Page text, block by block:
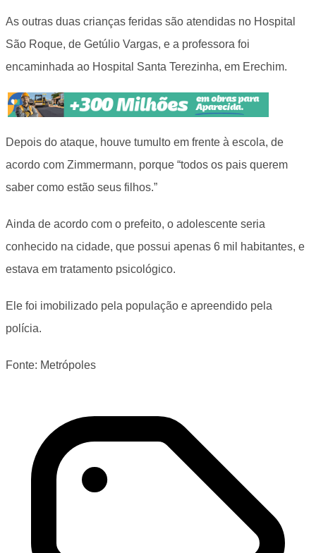
As outras duas crianças feridas são atendidas no Hospital
São Roque, de Getúlio Vargas, e a professora foi
encaminhada ao Hospital Santa Terezinha, em Erechim.
Depois do ataque, houve tumulto em frente à escola, de
acordo com Zimmermann, porque “todos os pais querem
saber como estão seus filhos.”
Ainda de acordo com o prefeito, o adolescente seria
conhecido na cidade, que possui apenas 6 mil habitantes, e
estava em tratamento psicológico.
Ele foi imobilizado pela população e apreendido pela
polícia.
Fonte: Metrópoles